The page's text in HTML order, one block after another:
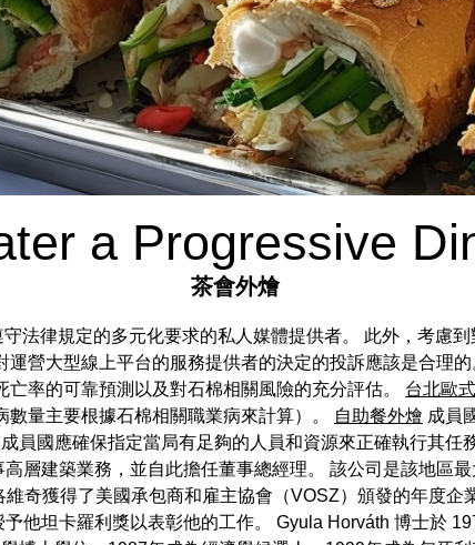
a Progressive
茶會外燴
法律規定的多元化要求的私人媒體提供者。 此外，考慮
營大型線上平台的服務提供者的決定的投訴應該是合理
率的可靠預測以及對石棉相關風險的充分評估。 台北歐
量主要根據石棉相關職業病來計算）。
自助餐外燴 成員
員國應確保指定當局有足夠的人員和資源來正確執行其
高層建築業務，並自此擔任董事總經理。 該公司是該地區
奇獲得了美國承包商和雇主協會（VOSZ）頒發的年度
他坦卡羅利獎以表彰他的工作。 Gyula Horváth 博士於